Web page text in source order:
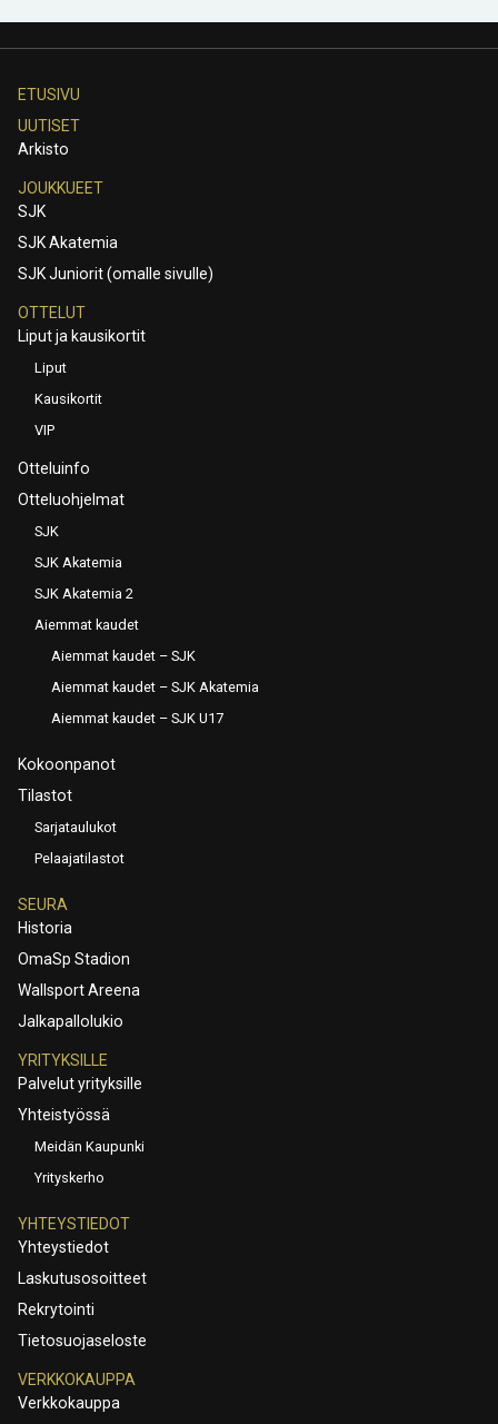
ETUSIVU
UUTISET
Arkisto
JOUKKUEET
SJK
SJK Akatemia
SJK Juniorit (omalle sivulle)
OTTELUT
Liput ja kausikortit
Liput
Kausikortit
VIP
Otteluinfo
Otteluohjelmat
SJK
SJK Akatemia
SJK Akatemia 2
Aiemmat kaudet
Aiemmat kaudet – SJK
Aiemmat kaudet – SJK Akatemia
Aiemmat kaudet – SJK U17
Kokoonpanot
Tilastot
Sarjataulukot
Pelaajatilastot
SEURA
Historia
OmaSp Stadion
Wallsport Areena
Jalkapallolukio
YRITYKSILLE
Palvelut yrityksille
Yhteistyössä
Meidän Kaupunki
Yrityskerho
YHTEYSTIEDOT
Yhteystiedot
Laskutusosoitteet
Rekrytointi
Tietosuojaseloste
VERKKOKAUPPA
Verkkokauppa